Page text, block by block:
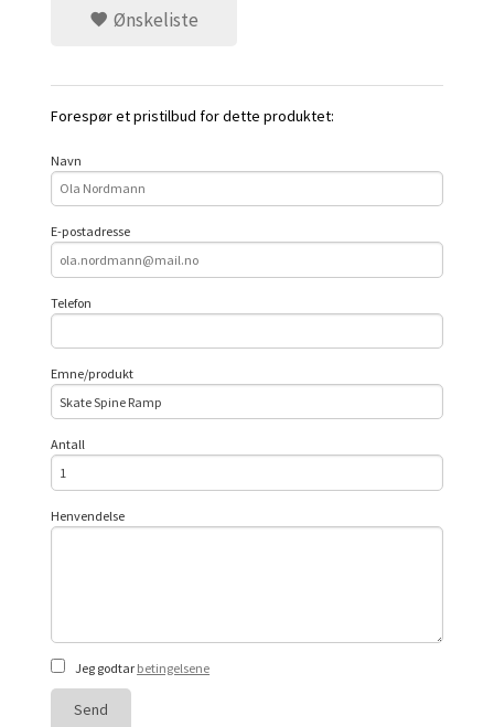
Ønskeliste
Forespør et pristilbud for dette produktet:
Navn
E-postadresse
Telefon
Emne/produkt
Antall
Henvendelse
Jeg godtar betingelsene
Send